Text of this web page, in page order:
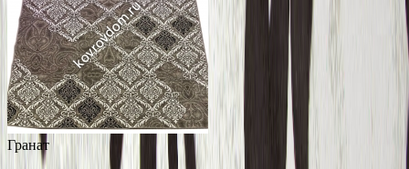
Гранат